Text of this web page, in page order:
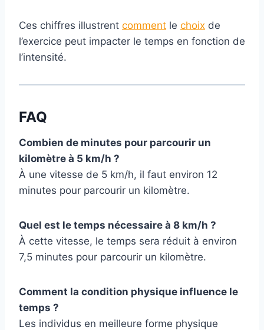
Ces chiffres illustrent comment le choix de
l’exercice peut impacter le temps en fonction de
l’intensité.
FAQ
Combien de minutes pour parcourir un
kilomètre à 5 km/h ?
À une vitesse de 5 km/h, il faut environ 12
minutes pour parcourir un kilomètre.
Quel est le temps nécessaire à 8 km/h ?
À cette vitesse, le temps sera réduit à environ
7,5 minutes pour parcourir un kilomètre.
Comment la condition physique influence le
temps ?
Les individus en meilleure forme physique